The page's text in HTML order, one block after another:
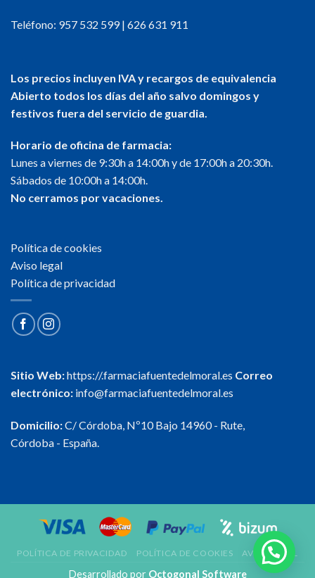
Teléfono: 957 532 599| 626 631 911
Los precios incluyen IVA y recargos de equivalencia
Abierto todos los días del año salvo domingos y
festivos fuera del servicio de guardia.
Horario de oficina de farmacia:
Lunes a viernes de 9:30h a 14:00h y de 17:00h a 20:30h.
Sábados de 10:00h a 14:00h.
No cerramos por vacaciones.
Política de cookies
Aviso legal
Política de privacidad
Sitio Web:https://.farmaciafuentedelmoral.es Correo
electrónico: info@farmaciafuentedelmoral.es
Domicilio:C/ Córdoba, Nº10 Bajo 14960 - Rute,
Córdoba - España.
POLÍTICA DE PRIVACIDAD POLÍTICA DE COOKIES AVISO LEGAL
Desarrollado por Octogonal Software